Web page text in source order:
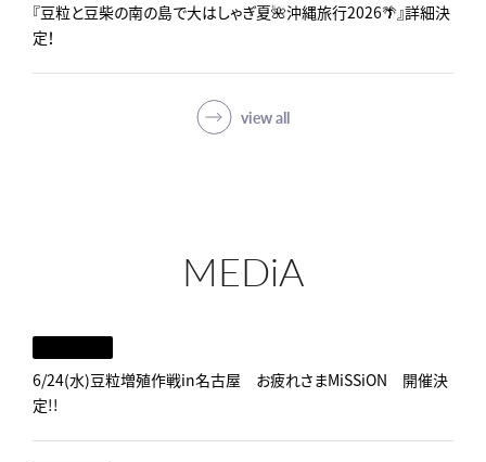
view all
『豆粒と豆柴の南の島で大はしゃぎ夏🌺沖縄旅行2026🌴』詳細決
定！
MEDiA
6/24(水)豆粒増殖作戦in名古屋 お疲れさまMiSSiON 開催決
定!!